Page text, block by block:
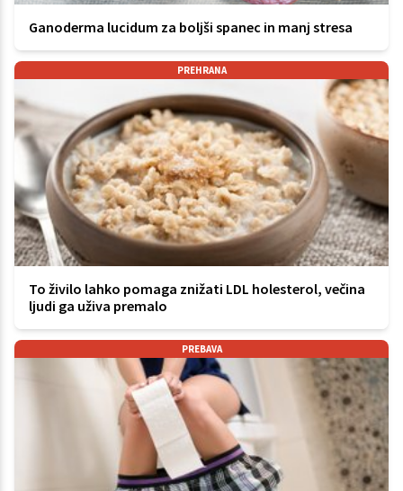
Ganoderma lucidum za boljši spanec in manj stresa
PREHRANA
To živilo lahko pomaga znižati LDL holesterol, večina
ljudi ga uživa premalo
PREBAVA